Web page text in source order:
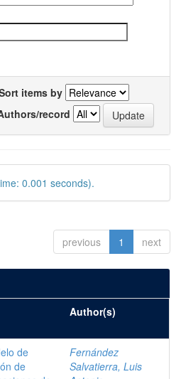
items by
record
0.001 seconds).
previous 1 next
Author(s)
de
de
Fernández
Salvatierra, Luis